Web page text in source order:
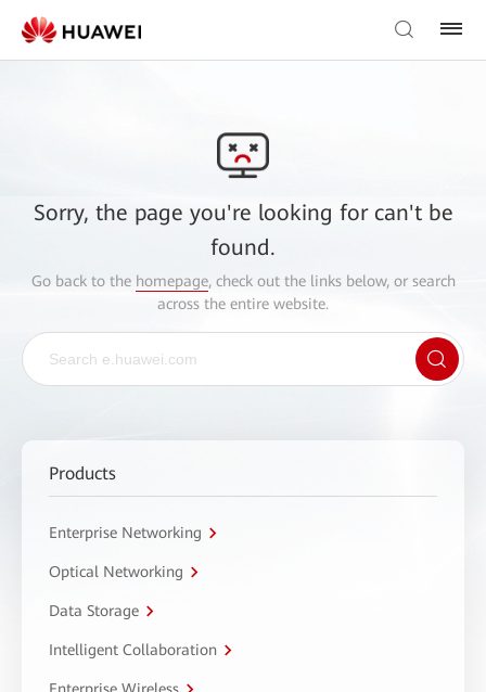
Sorry, the page you're looking for can't be
found.
Go back to the homepage, check out the links below, or search
across the entire website.
Products
Enterprise Networking
Optical Networking
Data Storage
Intelligent Collaboration